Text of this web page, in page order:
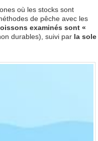
où les stocks sont
de pêche avec les
examinés sont «
durables), suivi par la sole